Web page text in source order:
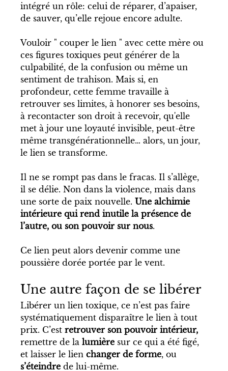
intégré un rôle: celui de réparer, d’apaiser,
de sauver, qu’elle rejoue encore adulte.
Vouloir " couper le lien " avec cette mère ou
ces figures toxiques peut générer de la
culpabilité, de la confusion ou même un
sentiment de trahison. Mais si, en
profondeur, cette femme travaille à
retrouver ses limites, à honorer ses besoins,
à recontacter son droit à recevoir, qu'elle
met à jour une loyauté invisible, peut-être
même transgénérationnelle… alors, un jour,
le lien se transforme.
Il ne se rompt pas dans le fracas. Il s’allège,
il se délie. Non dans la violence, mais dans
une sorte de paix nouvelle. Une alchimie
intérieure qui rend inutile la présence de
l’autre, ou son pouvoir sur nous.
Ce lien peut alors devenir comme une
poussière dorée portée par le vent.
Une autre façon de se libérer
Libérer un lien toxique, ce n’est pas faire
systématiquement disparaître le lien à tout
prix. C’est retrouver son pouvoir intérieur,
remettre de la lumière sur ce qui a été figé,
et laisser le lien changer de forme, ou
s’éteindre de lui-même.